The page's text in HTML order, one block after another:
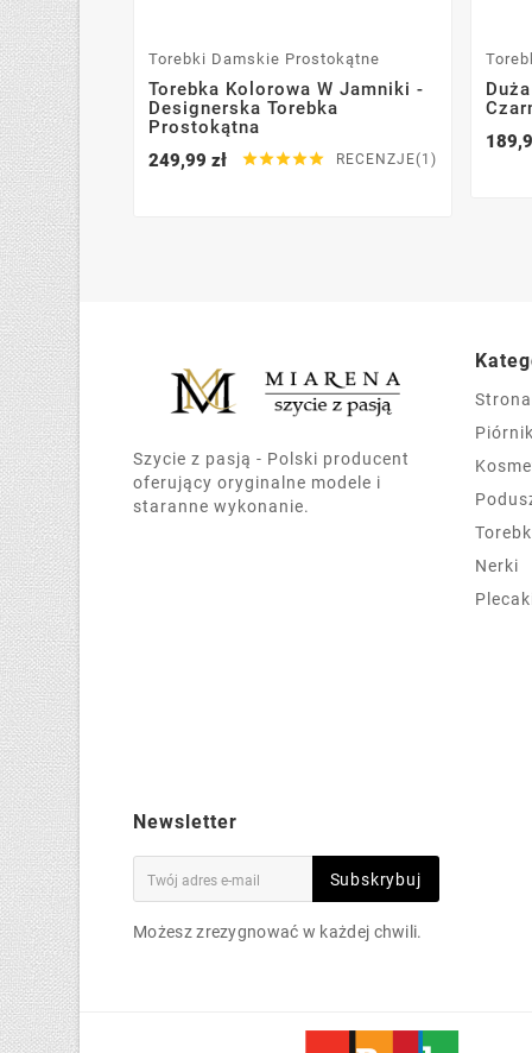
Torebki Damskie Prostokątne
Torebka Kolorowa W Jamniki -
Designerska Torebka
Prostokątna
 RECENZJE(1)
249,99 zł
Szycie z pasją - Polski producent
oferujący oryginalne modele i
staranne wykonanie.
Nerki
Newsletter
Subskrybuj
Możesz zrezygnować w każdej chwili.